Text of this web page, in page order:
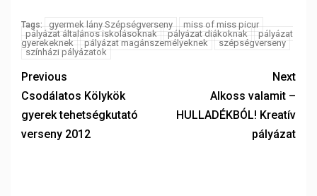
Tags: gyermek lány Szépségverseny
miss of miss picur
pályázat általános iskolásoknak
pályázat diákoknak
pályázat
gyerekeknek
pályázat magánszemélyeknek
szépségverseny
színházi pályázatok
Previous
Csodálatos Kölykök
gyerek tehetségkutató
verseny 2012
Next
Alkoss valamit –
HULLADÉKBÓL! Kreatív
pályázat